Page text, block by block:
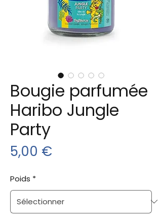
Bougie parfumée
Haribo Jungle
Party
5,00 €
Poids *